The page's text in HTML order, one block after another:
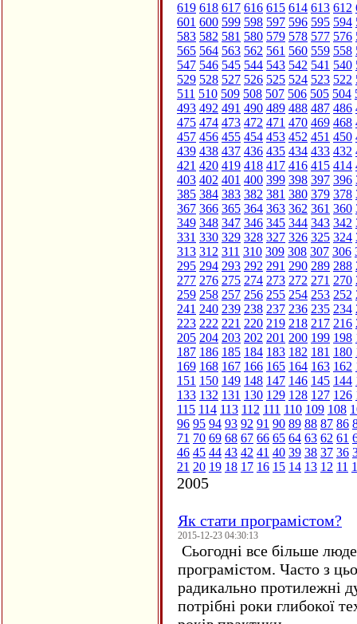
619 618 617 616 615 614 613 612
601 600 599 598 597 596 595 594
583 582 581 580 579 578 577 576
565 564 563 562 561 560 559 558
547 546 545 544 543 542 541 540
529 528 527 526 525 524 523 522
511 510 509 508 507 506 505 504
493 492 491 490 489 488 487 486
475 474 473 472 471 470 469 468
457 456 455 454 453 452 451 450
439 438 437 436 435 434 433 432
421 420 419 418 417 416 415 414
403 402 401 400 399 398 397 396
385 384 383 382 381 380 379 378
367 366 365 364 363 362 361 360
349 348 347 346 345 344 343 342
331 330 329 328 327 326 325 324
313 312 311 310 309 308 307 306
295 294 293 292 291 290 289 288
277 276 275 274 273 272 271 270
259 258 257 256 255 254 253 252
241 240 239 238 237 236 235 234
223 222 221 220 219 218 217 216
205 204 203 202 201 200 199 198
187 186 185 184 183 182 181 180
169 168 167 166 165 164 163 162
151 150 149 148 147 146 145 144
133 132 131 130 129 128 127 126
115 114 113 112 111 110 109 108
96 95 94 93 92 91 90 89 88 87 86
71 70 69 68 67 66 65 64 63 62 61
46 45 44 43 42 41 40 39 38 37 36
21 20 19 18 17 16 15 14 13 12 11
2005
Як стати програмістом?
2015-12-23 04:30:13
Сьогодні все більше
програмістом. Часто з
радикально протилежні
потрібні роки глибокої